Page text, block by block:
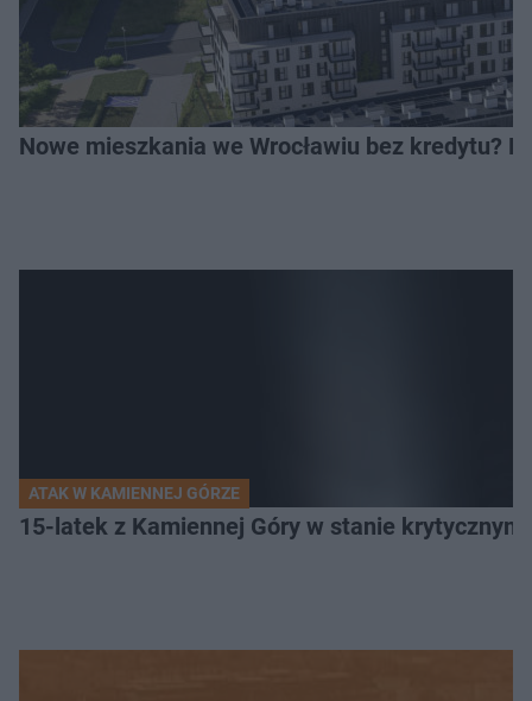
Nowe mieszkania we Wrocławiu bez kredytu?
ATAK W KAMIENNEJ GÓRZE
15-latek z Kamiennej Góry w stanie